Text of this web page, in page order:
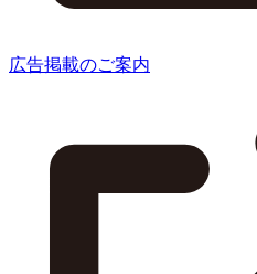
広告掲載のご案内